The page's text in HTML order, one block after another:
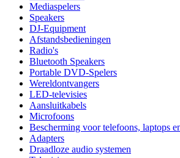
Mediaspelers
Speakers
DJ-Equipment
Afstandsbedieningen
Radio's
Bluetooth Speakers
Portable DVD-Spelers
Wereldontvangers
LED-televisies
Aansluitkabels
Microfoons
Bescherming voor telefoons, laptops
Adapters
Draadloze audio systemen